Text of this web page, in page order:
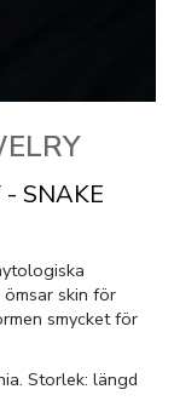
- SNAKE
skin för
smycket för
Storlek: längd